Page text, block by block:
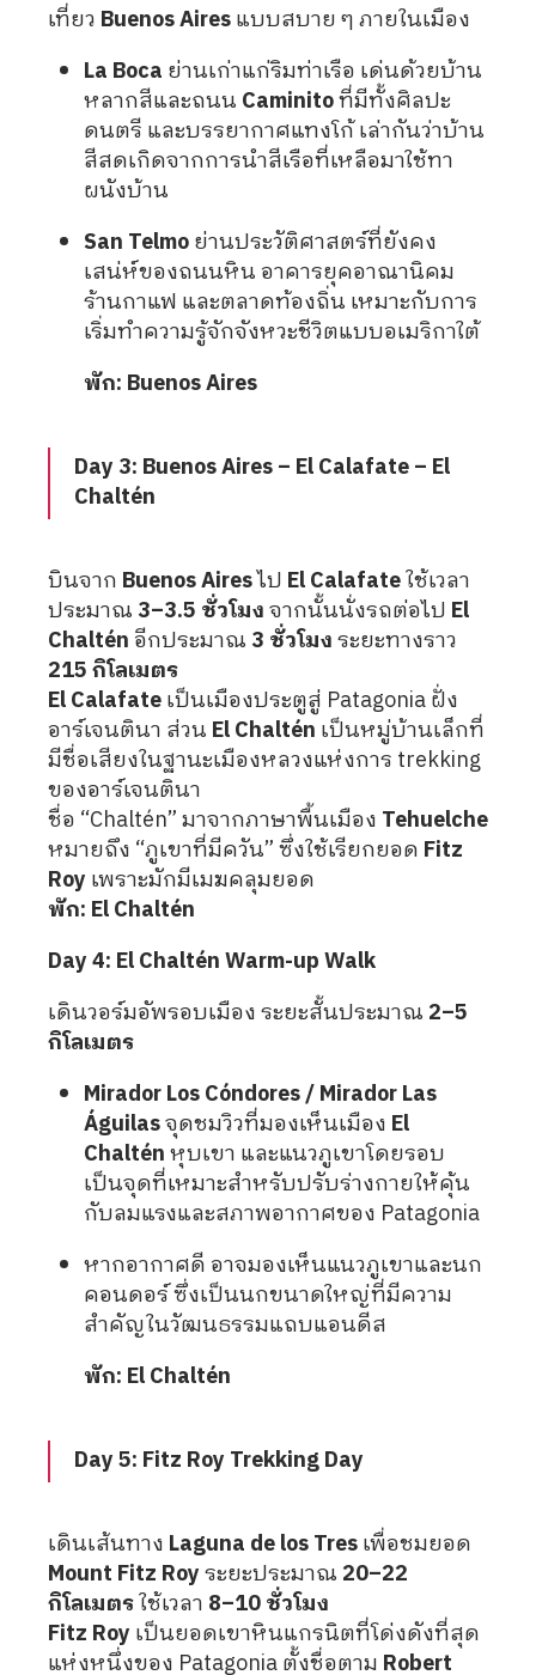
เที่ยว Buenos Airesแบบสบาย ๆ ภายในเมือง
La Boca ย่านเก่าแก่ริมท่าเรือ เด่นด้วยบ้าน
หลากสีและถนน Caminitoที่มีทั้งศิลปะ
ดนตรี และบรรยากาศแทงโก้ เล่ากันว่าบ้าน
สีสดเกิดจากการนำสีเรือที่เหลือมาใช้ทา
ผนังบ้าน
San Telmoย่านประวัติศาสตร์ที่ยังคง
เสน่ห์ของถนนหิน อาคารยุคอาณานิคม
ร้านกาแฟ และตลาดท้องถิ่น เหมาะกับการ
เริ่มทำความรู้จักจังหวะชีวิตแบบอเมริกาใต้
พัก: Buenos Aires
Day 3: Buenos Aires – El Calafate – El
Chaltén
บินจาก Buenos Airesไป El Calafateใช้เวลา
ประมาณ 3–3.5 ชั่วโมงจากนั้นนั่งรถต่อไป El
Chaltén อีกประมาณ 3 ชั่วโมงระยะทางราว
215 กิโลเมตร
El Calafateเป็นเมืองประตูสู่ Patagonia ฝั่ง
อาร์เจนตินา ส่วน El Chaltén เป็นหมู่บ้านเล็กที่
มีชื่อเสียงในฐานะเมืองหลวงแห่งการ trekking
ของอาร์เจนตินา
ชื่อ “Chaltén” มาจากภาษาพื้นเมือง Tehuelche
หมายถึง “ภูเขาที่มีควัน” ซึ่งใช้เรียกยอด Fitz
Roy เพราะมักมีเมฆคลุมยอด
พัก: El Chaltén
Day 4: El Chaltén Warm-up Walk
เดินวอร์มอัพรอบเมือง ระยะสั้นประมาณ 2–5
กิโลเมตร
Mirador Los Cóndores / Mirador Las
Águilasจุดชมวิวที่มองเห็นเมือง El
Chalténหุบเขา และแนวภูเขาโดยรอบ
เป็นจุดที่เหมาะสำหรับปรับร่างกายให้คุ้น
กับลมแรงและสภาพอากาศของ Patagonia
หากอากาศดี อาจมองเห็นแนวภูเขาและนก
คอนดอร์ ซึ่งเป็นนกขนาดใหญ่ที่มีความ
สำคัญในวัฒนธรรมแถบแอนดีส
พัก: El Chaltén
Day 5: Fitz Roy Trekking Day
เดินเส้นทาง Laguna de los Tresเพื่อชมยอด
Mount Fitz Royระยะประมาณ 20–22
กิโลเมตรใช้เวลา 8–10 ชั่วโมง
Fitz Roy เป็นยอดเขาหินแกรนิตที่โด่งดังที่สุด
แห่งหนึ่งของ Patagonia ตั้งชื่อตาม Robert